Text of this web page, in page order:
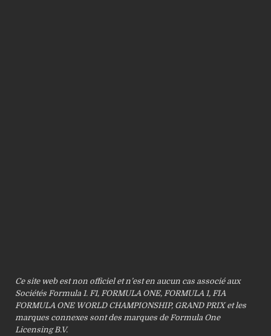
Ce site web est non officiel et n’est en aucun cas associé aux
Sociétés Formula 1. F1, FORMULA ONE, FORMULA 1, FIA
FORMULA ONE WORLD CHAMPIONSHIP, GRAND PRIX et les
marques connexes sont des marques de Formula One
Licensing B.V.